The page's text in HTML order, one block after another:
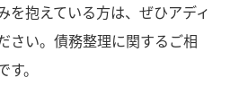
を抱えている方は、ぜひアディ
さい。債務整理に関するご相
。